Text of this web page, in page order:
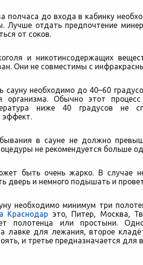
полчаса до входа в кабинку
Лучше отдать предпочтение
от соков.
и никотинсодержащих
Они не совместимы с
сауну необходимо до 40–60
организма. Обычно этот
ниже 40 градусов не
эффект.
в сауне не должно
не рекомендуется больше
быть очень жарко. В случае
дверь и немного подышать и
необходимо минимум три
Краснодар это, Питер, Москва,
полотенца или простыни.
лавке для лежания, второе
и третье предназначается для